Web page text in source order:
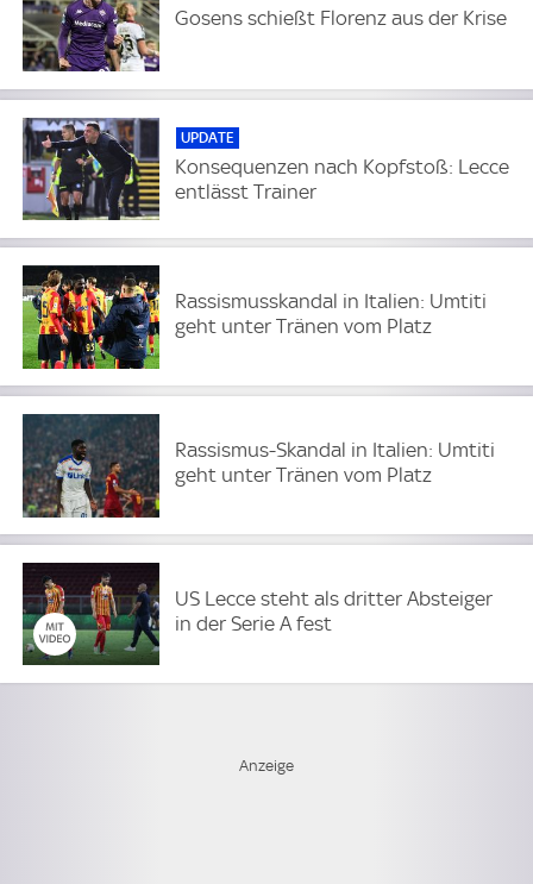
Gosens schießt Florenz aus der Krise
UPDATE
Konsequenzen nach Kopfstoß: Lecce
entlässt Trainer
Rassismusskandal in Italien: Umtiti
geht unter Tränen vom Platz
Rassismus-Skandal in Italien: Umtiti
geht unter Tränen vom Platz
US Lecce steht als dritter Absteiger
in der Serie A fest